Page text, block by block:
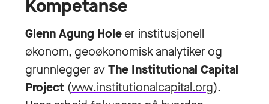
Kompetanse
Glenn Agung Holeer institusjonell
økonom, geoøkonomisk analytiker og
grunnlegger avThe Institutional Capital
Project (www.institutionalcapital.org).